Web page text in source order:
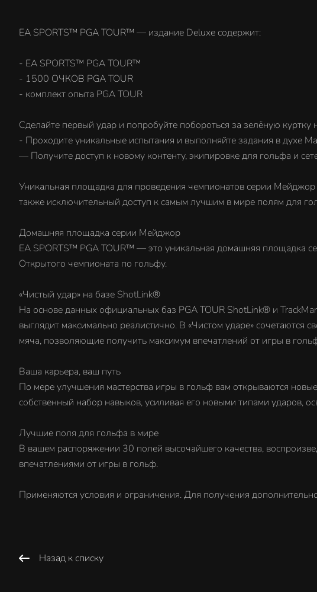
EA SPORTS™ PGA TOUR™ — издание Deluxe содержит:
- EA SPORTS™ PGA TOUR™
- 1500 ОЧКОВ PGA TOUR
- комплект опыта PGA TOUR
Cделайте первый удар и попробуйте побороться за зелёную куртку
- Проходите уникальные испытания и выполняйте задания в духе
— Получите доступ к новому контенту, экипировке для гольфа и
Уникальная площадка для проведения чемпионатов серии
также исключительный доступ к самым лучшим в мире полям для
Домашняя площадка серии Мейджор
EA SPORTS™ PGA TOUR™ — это уникальная домашняя площадка
Открытого чемпионата по гольфу.
«Чистый удар» на базе ShotLink®
На основе данных официальных баз PGA TOUR ShotLink® и
выглядит максимально реалистично. В «Чистом ударе»
мяча, позволяющие получить максимум впечатлений от игры в
Ваша карьера, ваш путь
По мере улучшения мастерства игры в гольф вам открываются
собственный набор навыков, усиливая его новыми типами ударов,
Лучшие поля для гольфа в мире
В вашем распоряжении 30 полей высочайшего качества,
впечатлениями от игры в гольф.
Применяются условия и ограничения. Для получения
Назад к списку